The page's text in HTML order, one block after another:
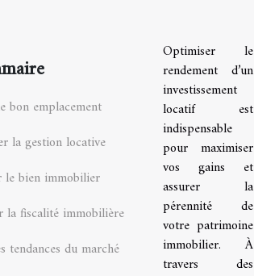
bon emplacement
la gestion locative
le bien immobilier
la fiscalité immobilière
tendances du marché
Optimiser le
rendement d’un
investissement
locatif est
indispensable
pour maximiser
vos gains et
assurer la
pérennité de
votre patrimoine
immobilier. À
travers des